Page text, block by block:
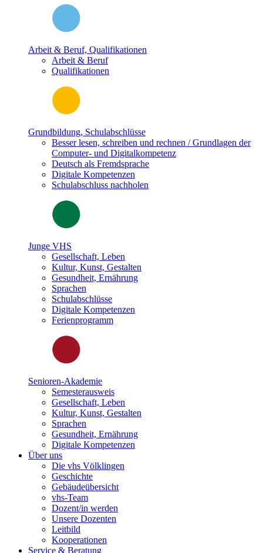
Arbeit & Beruf, Qualifikationen
Arbeit & Beruf
Qualifikationen
Grundbildung, Schulabschlüsse
Besser lesen, schreiben und rechnen / Grundlagen der
Computer- und Digitalkompetenz
Deutsch als Fremdsprache
Digitale Kompetenzen
Schulabschluss nachholen
Junge VHS
Gesellschaft, Leben
Kultur, Kunst, Gestalten
Gesundheit, Ernährung
Sprachen
Schulabschlüsse
Digitale Kompetenzen
Ferienprogramm
Senioren-Akademie
Semesterausweis
Gesellschaft, Leben
Kultur, Kunst, Gestalten
Sprachen
Gesundheit, Ernährung
Digitale Kompetenzen
Über uns
Die vhs Völklingen
Geschichte
Gebäudeübersicht
vhs-Team
Dozent/in werden
Unsere Dozenten
Leitbild
Kooperationen
Service & Beratung